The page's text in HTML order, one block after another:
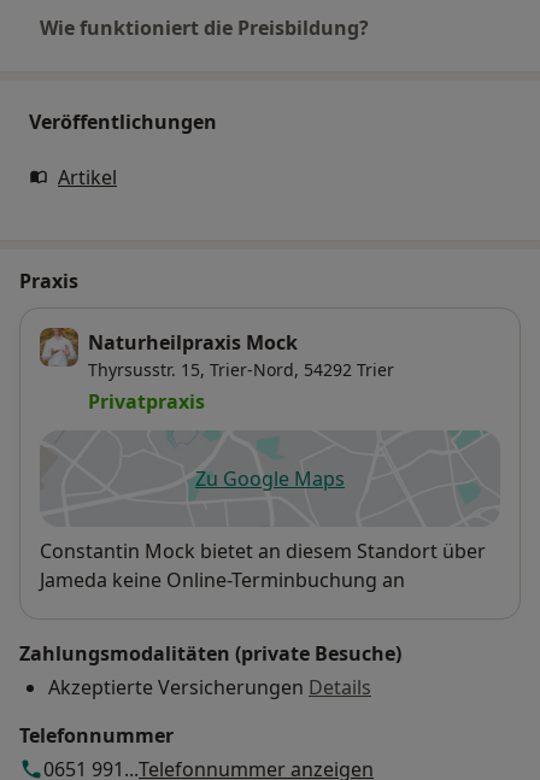
Wie funktioniert die Preisbildung?
Veröffentlichungen
Artikel
Praxis
Naturheilpraxis Mock
Thyrsusstr. 15, Trier-Nord, 54292 Trier
Privatpraxis
Zu Google Mapsöffnet in einer neuen
Verfügbarkeit
Constantin Mock bietet an diesem Standort über
Jameda keine Online-Terminbuchung an
Zahlungsmodalitäten (private Besuche)
Akzeptierte Versicherungen Details
Telefonnummer
0651 991...Telefonnummer anzeigen